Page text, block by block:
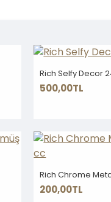
Rich Selfy Decor
500,00TL
Rich Chrome
200,00TL